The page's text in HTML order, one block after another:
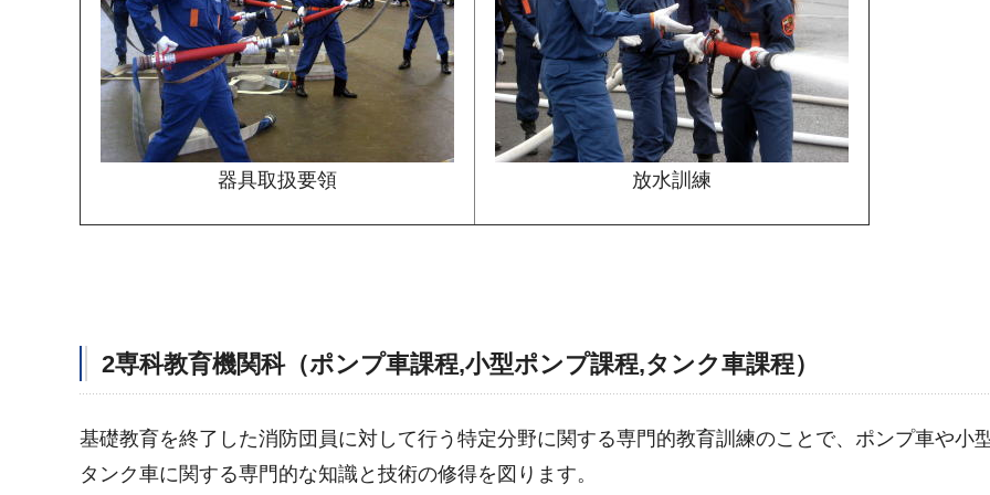
器具取扱要領 放水訓練
2専科教育機関科（ポンプ車課程,小型ポンプ課程,タンク車課程）
基礎教育を終了した消防団員に対して行う特定分野に関する専門的教育訓練のことで、ポンプ車や小
タンク車に関する専門的な知識と技術の修得を図ります。